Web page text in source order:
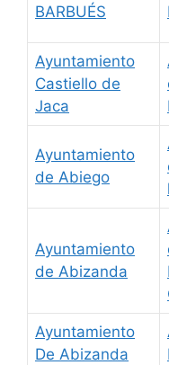
BARBUÉS
Ayuntamiento
Castiello de
Jaca
Ayuntamiento
de Abiego
Ayuntamiento
de Abizanda
Ayuntamiento
De Abizanda